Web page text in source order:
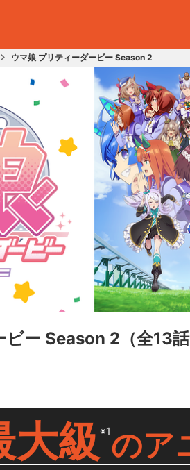
ウマ娘 プリティーダービー Season 2
ビー Season 2 （全13話
大級 ※1のア